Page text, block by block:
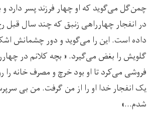
چمن‌گل می‌گوید که او چهار فرزند پسر دارد و
در انفجار چهارراهی زنبق که چند سال قبل
داده است. این را می‌گوید و دور چشمانش
گلویش را بغض می‌گیرد. « بچه کلانم در
فروشی می‌کرد تا او بود خرچ و مصرف خانه را
یک انفجار خدا او را از من گرفت. من بی
شدم…»